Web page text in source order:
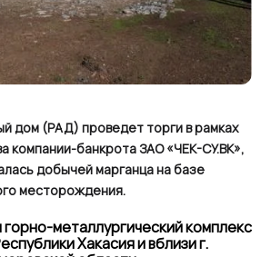
дом (РАД) проведет торги в рамках
компании-банкрота ЗАО «ЧЕК-СУ.ВК»,
добычей марганца на базе
месторождения.
металлургический комплекс
Хакасия и вблизи г.